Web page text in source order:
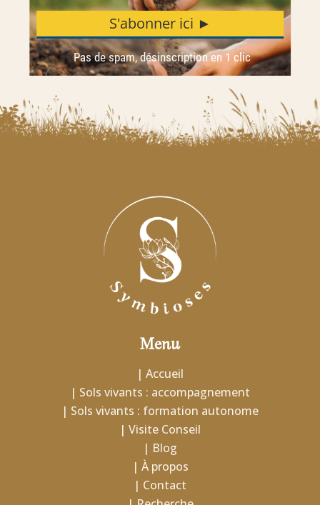
Menu
| Accueil
| Sols vivants : accompagnement
| Sols vivants : formation autonome
| Visite Conseil
| Blog
| À propos
| Contact